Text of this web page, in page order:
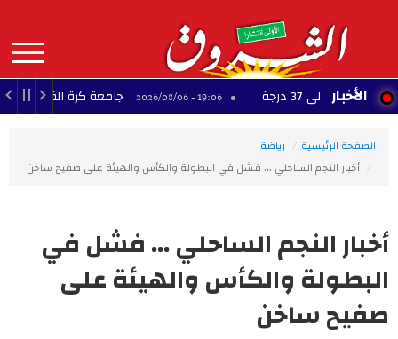
contenu
principal
MAIN
NAVIGATION الأخبار
37 درجة جامعة كرة القدم: ناجي
الصفحة الرئيسية
رياضة
أخبار النجم الساحلي ... فشل في البطولة والكأس والهيئة على صفيح ساخن
أخبار النجم الساحلي ... فشل في
البطولة والكأس والهيئة على
صفيح ساخن